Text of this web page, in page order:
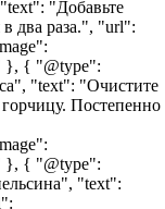
"Добавьте
в два раза.", "url":
}, { "@type":
"text": "Очистите
горчицу. Постепенно
}, { "@type":
"text":